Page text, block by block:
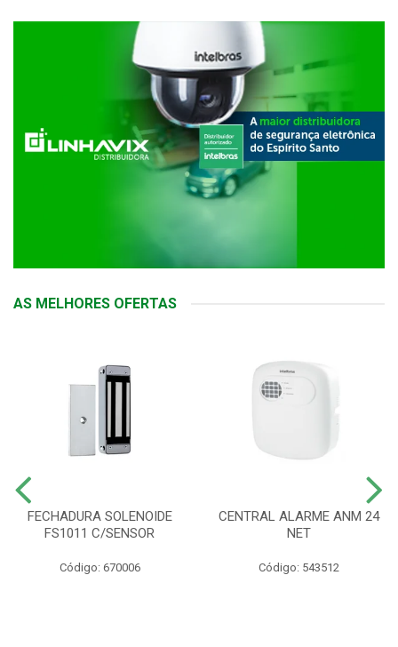
AS MELHORES OFERTAS
FECHADURA SOLENOIDE
FS1011 C/SENSOR
Código: 670006
CENTRAL ALARME ANM 24
NET
Código: 543512